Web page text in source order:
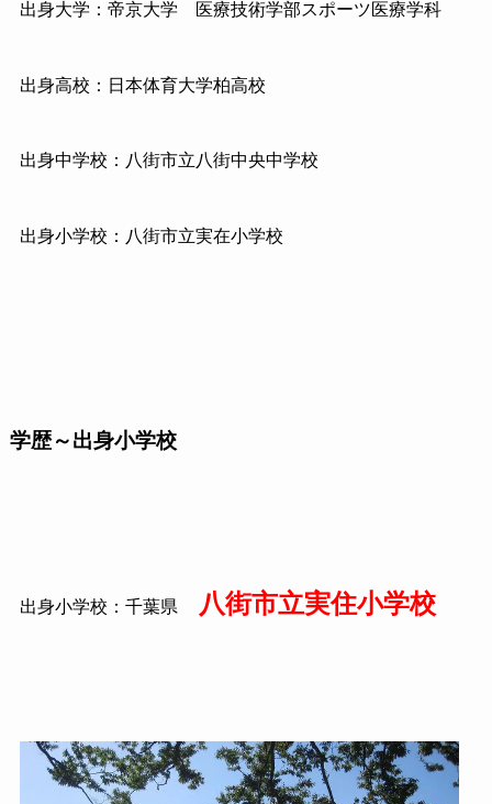
出身大学：帝京大学 医療技術学部スポーツ医療学科
出身高校：日本体育大学柏高校
出身中学校：八街市立八街中央中学校
出身小学校：八街市立実在小学校
学歴～出身小学校
出身小学校：千葉県 八街市立実住小学校